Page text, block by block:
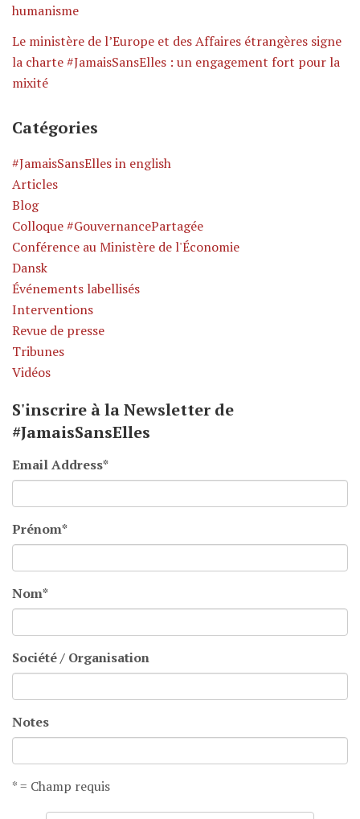
humanisme
Le ministère de l’Europe et des Affaires étrangères signe
la charte #JamaisSansElles : un engagement fort pour la
mixité
Catégories
#JamaisSansElles in english
Articles
Blog
Colloque #GouvernancePartagée
Conférence au Ministère de l'Économie
Dansk
Événements labellisés
Interventions
Revue de presse
Tribunes
Vidéos
S'inscrire à la Newsletter de
#JamaisSansElles
Email Address*
Prénom*
Nom*
Société / Organisation
Notes
* = Champ requis